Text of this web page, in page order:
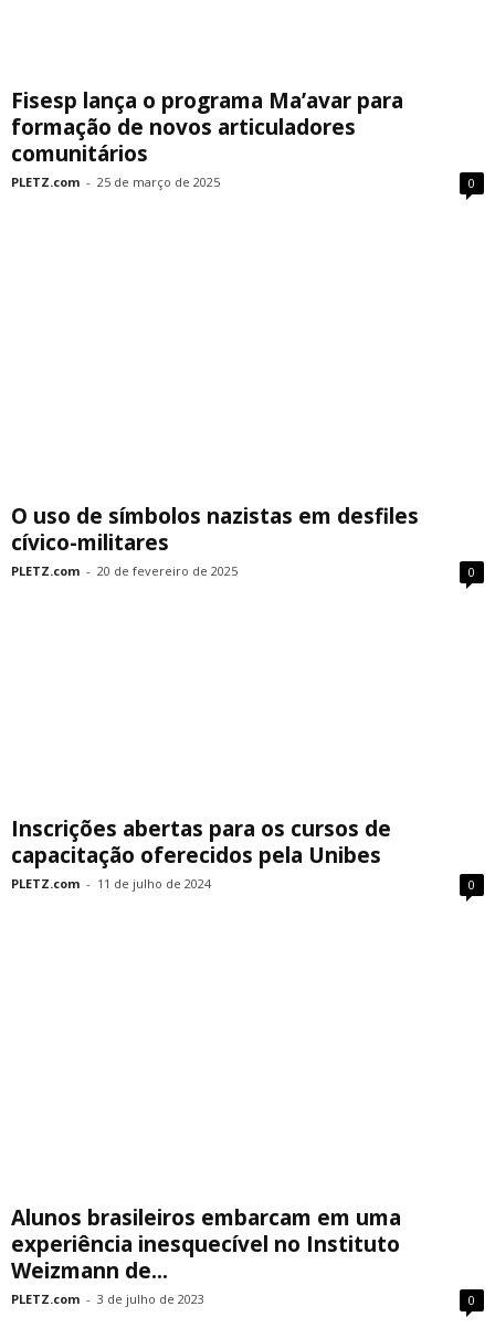
Fisesp lança o programa Ma’avar para
formação de novos articuladores
comunitários
PLETZ.com - 25 de março de 2025 0
O uso de símbolos nazistas em desfiles
cívico-militares
PLETZ.com - 20 de fevereiro de 2025 0
Inscrições abertas para os cursos de
capacitação oferecidos pela Unibes
PLETZ.com - 11 de julho de 2024 0
Alunos brasileiros embarcam em uma
experiência inesquecível no Instituto
Weizmann de...
PLETZ.com - 3 de julho de 2023 0